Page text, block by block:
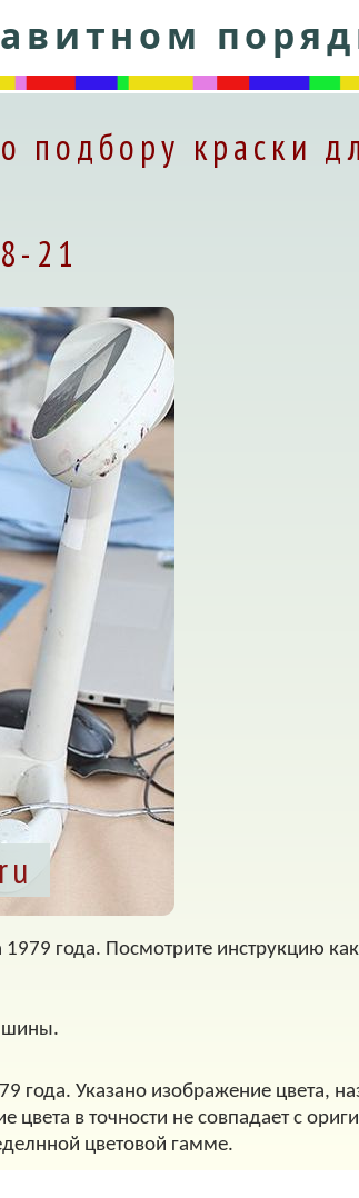
подбору краски
21
года. Посмотрите инструкцию
года. Указано изображение цвета,
в точности не совпадает с
цветовой гамме.